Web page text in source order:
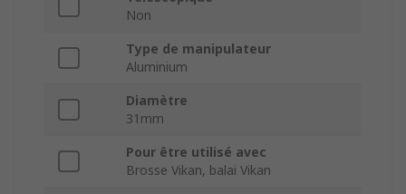
Non
Type de manipulateur
Aluminium
Diamètre
31mm
Pour être utilisé avec
Brosse Vikan, balai Vikan